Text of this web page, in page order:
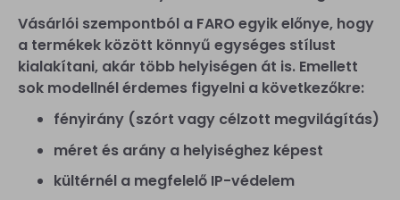
Vásárlói szempontból a FARO egyik előnye, hogy
a termékek között könnyű egységes stílust
kialakítani, akár több helyiségen át is. Emellett
sok modellnél érdemes figyelni a következőkre:
fényirány (szórt vagy célzott megvilágítás)
méret és arány a helyiséghez képest
kültérnél a megfelelő IP-védelem